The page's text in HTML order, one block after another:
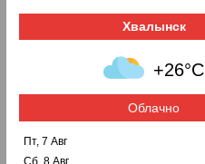
Хвалынск
+26°C
Облачно
Пт, 7 Авг